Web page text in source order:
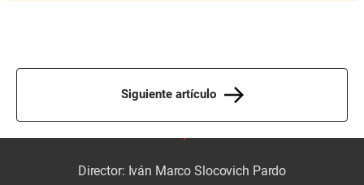
Siguiente artículo
Director: Iván Marco Slocovich Pardo